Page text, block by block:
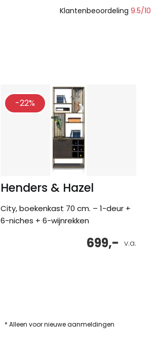
Klantenbeoordeling 9.5/10
-22%
Henders & Hazel
City, boekenkast 70 cm. – 1-deur +
6-niches + 6-wijnrekken
v.a.
699,-
* Alleen voor nieuwe aanmeldingen